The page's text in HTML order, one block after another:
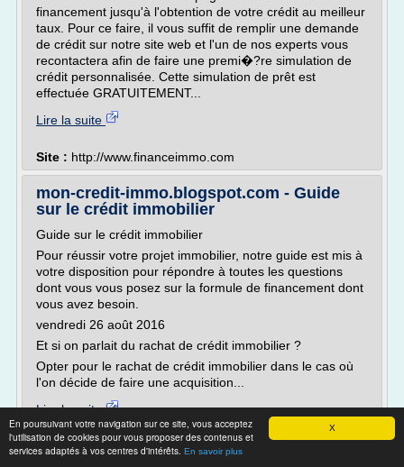
X
En poursuivant votre navigation sur ce site, vous acceptez
l'utilisation de cookies pour vous proposer des contenus et
services adaptés à vos centres d'intérêts. En savoir plus
financement jusqu'à l'obtention de votre crédit au meilleur
taux. Pour ce faire, il vous suffit de remplir une demande
de crédit sur notre site web et l'un de nos experts vous
recontactera afin de faire une premi�?re simulation de
crédit personnalisée. Cette simulation de prêt est
effectuée GRATUITEMENT...
Lire la suite
Site : http://www.financeimmo.com
mon-credit-immo.blogspot.com - Guide
sur le crédit immobilier
Guide sur le crédit immobilier
Pour réussir votre projet immobilier, notre guide est mis à
votre disposition pour répondre à toutes les questions
dont vous vous posez sur la formule de financement dont
vous avez besoin.
vendredi 26 août 2016
Et si on parlait du rachat de crédit immobilier ?
Opter pour le rachat de crédit immobilier dans le cas où
l'on décide de faire une acquisition...
Lire la suite
Date: 2017-07-28 06:22:38
Site :http://mon-credit-immo.blogspot.com